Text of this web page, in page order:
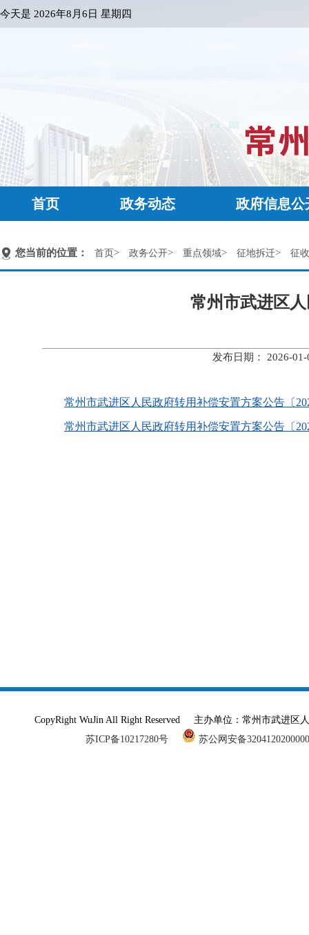
今天是 2026年8月6日 星期四
首页 政务动态 政府信息公
您当前的位置： 首页> 政务公开> 重点领域> 征地拆迁> 征
常州市武进区
发布日期： 2026-
常州市武进区人民政府转用补偿安置方案公告〔
常州市武进区人民政府转用补偿安置方案公告〔
CopyRight WuJin All Right Reserved 主办单位：常州市武进
苏ICP备10217280号
苏公网安备